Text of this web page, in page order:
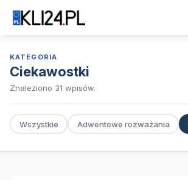
KATEGORIA
Ciekawostki
Znaleziono 31 wpisów.
Wszystkie Adwentowe rozważania